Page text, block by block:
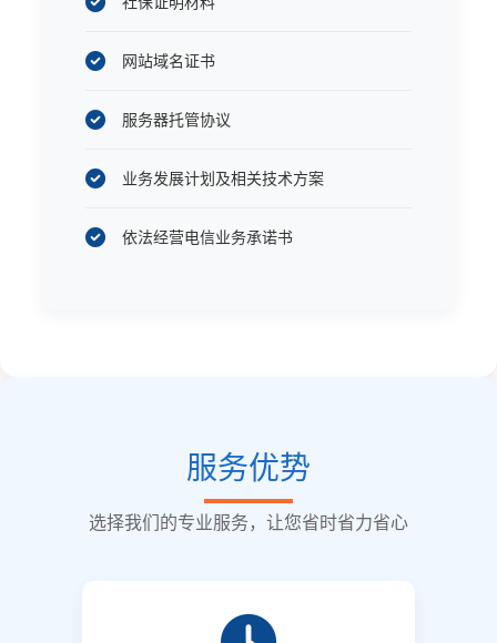
网站域名证书
服务器托管协议
业务发展计划及相关技术方案
依法经营电信业务承诺书
服务优势
选择我们的专业服务，让您省时省力省心